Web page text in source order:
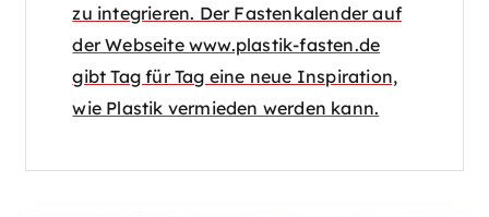
zu integrieren. Der Fastenkalender auf
der Webseite www.plastik-fasten.de
gibt Tag für Tag eine neue Inspiration,
wie Plastik vermieden werden kann.